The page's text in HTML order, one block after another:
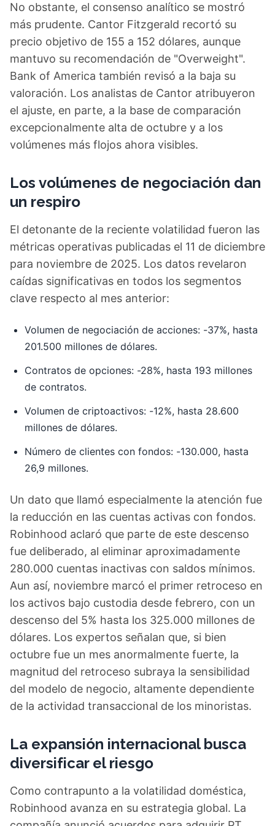
No obstante, el consenso analítico se mostró
más prudente. Cantor Fitzgerald recortó su
precio objetivo de 155 a 152 dólares, aunque
mantuvo su recomendación de "Overweight".
Bank of America también revisó a la baja su
valoración. Los analistas de Cantor atribuyeron
el ajuste, en parte, a la base de comparación
excepcionalmente alta de octubre y a los
volúmenes más flojos ahora visibles.
Los volúmenes de negociación dan
un respiro
El detonante de la reciente volatilidad fueron las
métricas operativas publicadas el 11 de diciembre
para noviembre de 2025. Los datos revelaron
caídas significativas en todos los segmentos
clave respecto al mes anterior:
Volumen de negociación de acciones: -37%, hasta
201.500 millones de dólares.
Contratos de opciones: -28%, hasta 193 millones
de contratos.
Volumen de criptoactivos: -12%, hasta 28.600
millones de dólares.
Número de clientes con fondos: -130.000, hasta
26,9 millones.
Un dato que llamó especialmente la atención fue
la reducción en las cuentas activas con fondos.
Robinhood aclaró que parte de este descenso
fue deliberado, al eliminar aproximadamente
280.000 cuentas inactivas con saldos mínimos.
Aun así, noviembre marcó el primer retroceso en
los activos bajo custodia desde febrero, con un
descenso del 5% hasta los 325.000 millones de
dólares. Los expertos señalan que, si bien
octubre fue un mes anormalmente fuerte, la
magnitud del retroceso subraya la sensibilidad
del modelo de negocio, altamente dependiente
de la actividad transaccional de los minoristas.
La expansión internacional busca
diversificar el riesgo
Como contrapunto a la volatilidad doméstica,
Robinhood avanza en su estrategia global. La